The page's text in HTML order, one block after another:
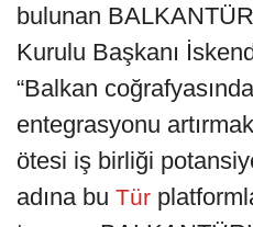
bulunan
Kurulu Başkanı
“Balkan
entegrasyonu
ötesi iş birliği
adına bu Tür